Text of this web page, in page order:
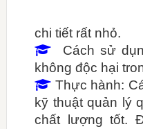
chi tiết rất nhỏ.
Cách sử
không độc hại
Thực hành:
kỹ thuật quản lý
chất lượng tốt.